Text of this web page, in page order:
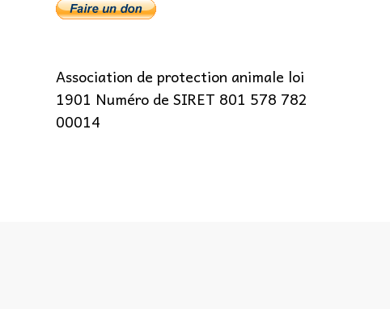
Association de protection animale loi
1901 Numéro de SIRET 801 578 782
00014